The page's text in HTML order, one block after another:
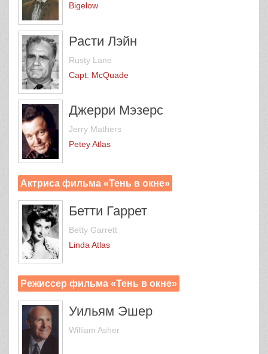
Bigelow
Расти Лэйн
Rusty Lane
Capt. McQuade
Джерри Мэзерс
Jerry Mathers
Petey Atlas
Актриса фильма «Тень в окне»
Бетти Гаррет
Betty Garrett
Linda Atlas
Режиссер фильма «Тень в окне»
Уильям Эшер
William Asher